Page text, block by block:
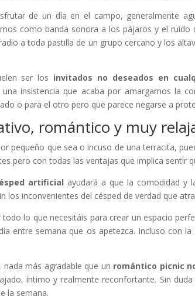
de un día en el campo, generalmente
como banda sonora a los pájaros y el
a toda pastilla de un grupo cercano y los
ser los invitados no deseados en
insistencia que acaba por amargarnos la
o para el otro pero que parece negarse a
romántico y muy
pequeño que sea o incuso de una terracita,
pero con todas las ventajas que implica sentir
artificial ayudará a que la comodidad y
los inconvenientes del césped de verdad que
lo que necesitáis para crear un espacio
entre semana que os apetezca. Incluso con
más agradable que un romántico picnic
íntimo y realmente reconfortante. Sin
la semana.